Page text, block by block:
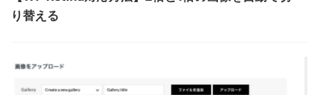
り替える